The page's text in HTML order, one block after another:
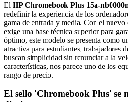
El HP Chromebook Plus 15a-
redefinir la experiencia de los
gama de entrada y media. Con el nuevo
exige una base técnica superior para
óptimo, este modelo se presenta como
atractiva para estudiantes, trabajadores
buscan simplicidad sin renunciar a la
características, nos parece uno de los
rango de precio.
El sello 'Chromebook Plus' se